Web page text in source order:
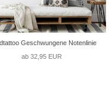
Geschwungene Notenlinie
ab 32,95 EUR